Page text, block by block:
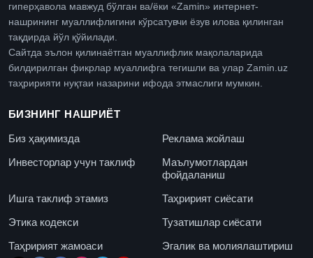
гиперҳавола мавжуд бўлган ва/ёки «Zamin» интернет-
нашрининг муаллифлигини кўрсатувчи ёзув илова қилинган
тақдирда йўл қўйилади.
Сайтда эълон қилинаётган муаллифлик мақолаларида
билдирилган фикрлар муаллифга тегишли ва улар Zamin.uz
таҳририяти нуқтаи назарини ифода этмаслиги мумкин.
БИЗНИНГ НАШРИЁТ
Биз ҳақимизда
Реклама жойлаш
Инвесторлар учун таклиф
Маълумотлардан
фойдаланиш
Ишга таклиф этамиз
Таҳририят сиёсати
Этика кодекси
Тузатишлар сиёсати
Таҳририят жамоаси
Эгалик ва молиялаштириш